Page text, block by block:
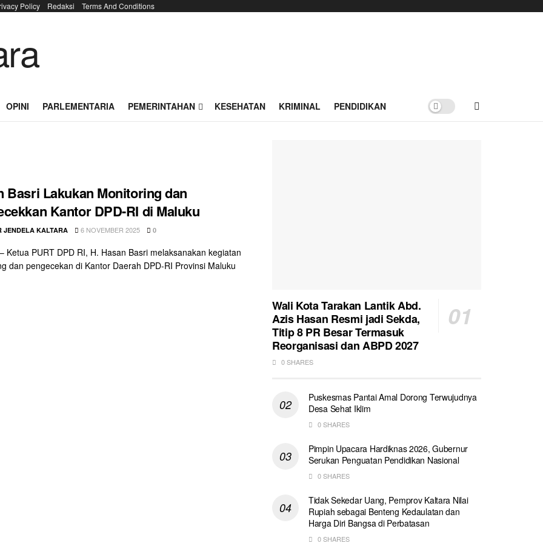
Policy Redaksi Terms And Conditions
OPINI PARLEMENTARIA PEMERINTAHAN KESEHATAN KRIMINAL PENDIDIKAN
Basri Lakukan Monitoring dan
Kantor DPD-RI di Maluku
JENDELA KALTARA 6 NOVEMBER 2025 0
Ketua PURT DPD RI, H. Hasan Basri melaksanakan kegiatan
dan pengecekan di Kantor Daerah DPD-RI Provinsi Maluku
Wali Kota Tarakan Lantik Abd.
Azis Hasan Resmi jadi Sekda,
Titip 8 PR Besar Termasuk
Reorganisasi dan ABPD 2027
0 SHARES
Puskesmas Pantai Amal Dorong Terwujudnya
Desa Sehat Iklim
0 SHARES
Pimpin Upacara Hardiknas 2026, Gubernur
Serukan Penguatan Pendidikan Nasional
0 SHARES
Tidak Sekedar Uang, Pemprov Kaltara Nilai
Rupiah sebagai Benteng Kedaulatan dan
Harga Diri Bangsa di Perbatasan
0 SHARES